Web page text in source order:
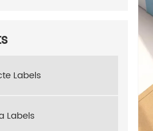
Labels
Labels